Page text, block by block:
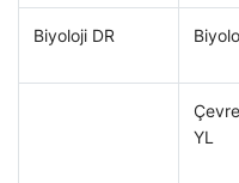
Biyoloji DR
YL